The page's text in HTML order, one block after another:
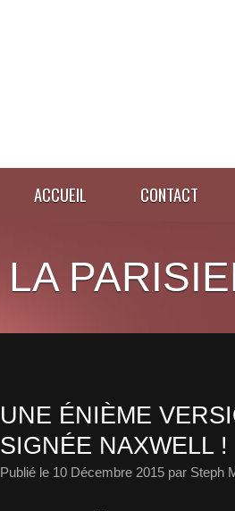
ACCUEIL CONTACT
LA
UNE ÉNIÈME
SIGNÉE NAXWELL !
Publié le 10 Décembre 2015 par Steph